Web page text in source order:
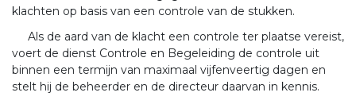
klachten op basis van een controle van de stukken.
Als de aard van de klacht een controle ter plaatse vereist,
voert de dienst Controle en Begeleiding de controle uit
binnen een termijn van maximaal vijfenveertig dagen en
stelt hij de beheerder en de directeur daarvan in kennis.